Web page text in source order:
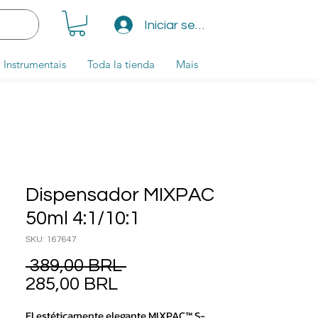
Iniciar sesión
Instrumentais Toda la tienda Mais
Dispensador MIXPAC
50ml 4:1/10:1
SKU: 167647
389,00 BRL Precio
285,00 BRL